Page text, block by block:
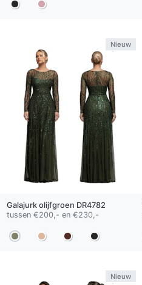
Nieuw
Galajurk olijfgroen DR4782
tussen €200,- en €230,-
Nieuw